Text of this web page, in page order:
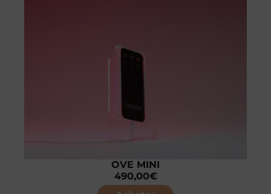
OVE MINI
490,00€